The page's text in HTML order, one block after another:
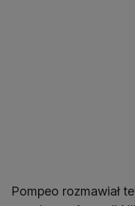
Pompeo rozmawiał